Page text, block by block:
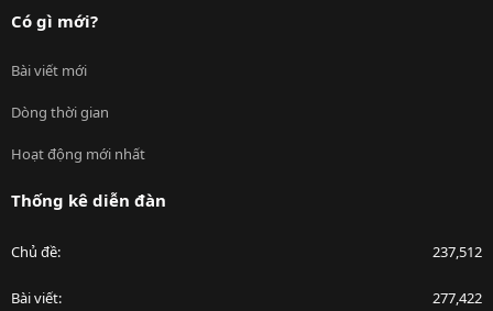
Có gì mới?
Bài viết mới
Dòng thời gian
Hoạt động mới nhất
Thống kê diễn đàn
Chủ đề 237,512
Bài viết 277,422